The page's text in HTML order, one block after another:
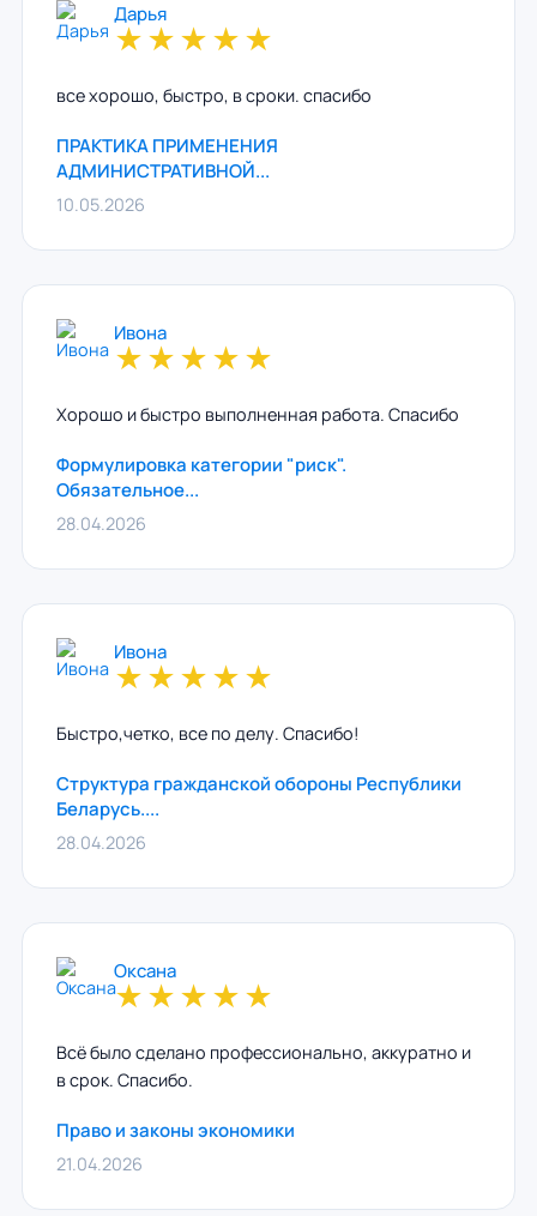
Дарья
★★★★★
все хорошо, быстро, в сроки. спасибо
ПРАКТИКА ПРИМЕНЕНИЯ
АДМИНИСТРАТИВНОЙ...
10.05.2026
Ивона
★★★★★
Хорошо и быстро выполненная работа. Спасибо
Формулировка категории "риск".
Обязательное...
28.04.2026
Ивона
★★★★★
Быстро,четко, все по делу. Спасибо!
Структура гражданской обороны Республики
Беларусь....
28.04.2026
Оксана
★★★★★
Всё было сделано профессионально, аккуратно и
в срок. Спасибо.
Право и законы экономики
21.04.2026